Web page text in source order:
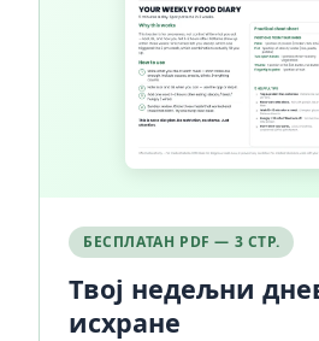
БЕСПЛАТАН PDF — 3 СТР.
Твој недељни
исхране